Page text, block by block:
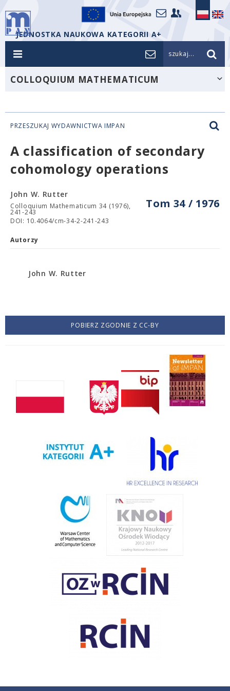
JEDNOSTKA NAUKOWA KATEGORII A+
szukaj...
COLLOQUIUM MATHEMATICUM
PRZESZUKAJ WYDAWNICTWA IMPAN
A classification of secondary
cohomology operations
Tom 34 / 1976
John W. Rutter
Colloquium Mathematicum 34 (1976),
241-243
DOI: 10.4064/cm-34-2-241-243
Autorzy
John W. Rutter
POBIERZ ZGODNIE Z CC-BY